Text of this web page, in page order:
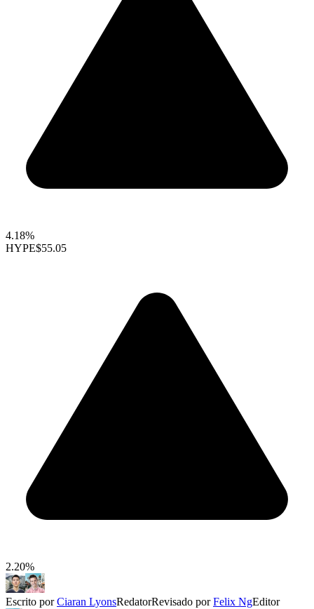
4.18%
HYPE$55.05
2.20%
Escrito porCiaran LyonsRedatorRevisado porFelix NgEditor